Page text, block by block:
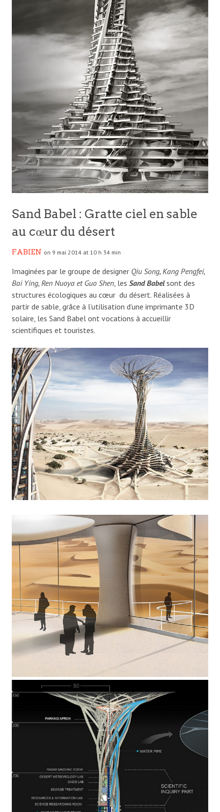
Sand Babel : Gratte ciel en sable
au cœur du désert
FABIEN on 9 mai 2014 at 10 h 34 min
Imaginées par le groupe de designer Qiu Song, Kang Pengfei,
Bai Ying, Ren Nuoya et Guo Shen, les Sand Babel sont des
structures écologiques au cœur du désert. Réalisées à
partir de sable, grâce à l’utilisation d’une imprimante 3D
solaire, les Sand Babel ont vocations à accueillir
scientifiques et touristes.